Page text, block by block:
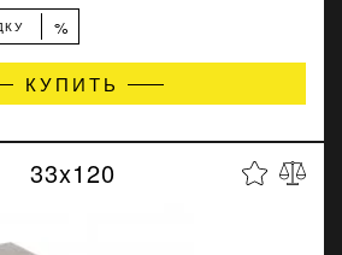
%
КУПИТЬ
33x120